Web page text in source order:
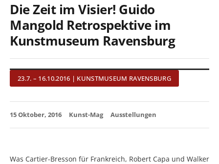
Die Zeit im Visier! Guido
Mangold Retrospektive im
Kunstmuseum Ravensburg
23.7. – 16.10.2016 | KUNSTMUSEUM RAVENSBURG
15 Oktober, 2016 Kunst-Mag Ausstellungen
Was Cartier-Bresson für Frankreich, Robert Capa und Walker